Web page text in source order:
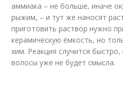
аммиака – не больше, иначе
рыжим, – и тут же наносят
приготовить раствор нужно
керамическую ёмкость, но
хим. Реакция случится
волосы уже не будет смысла.